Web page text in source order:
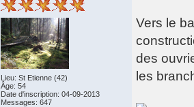
Lieu: St Etienne (42)
Âge: 54
Date d'inscription: 04-09-2013
Messages: 647
Vers le
des
les